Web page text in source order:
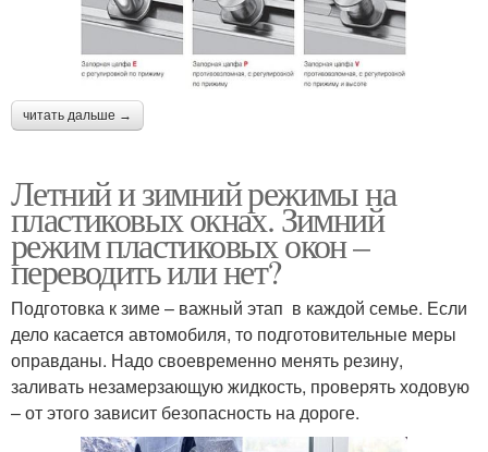
читать дальше →
Летний и зимний режимы на
пластиковых окнах. Зимний
режим пластиковых окон –
переводить или нет?
Подготовка к зиме – важный этап в каждой семье. Если
дело касается автомобиля, то подготовительные меры
оправданы. Надо своевременно менять резину,
заливать незамерзающую жидкость, проверять ходовую
– от этого зависит безопасность на дороге.